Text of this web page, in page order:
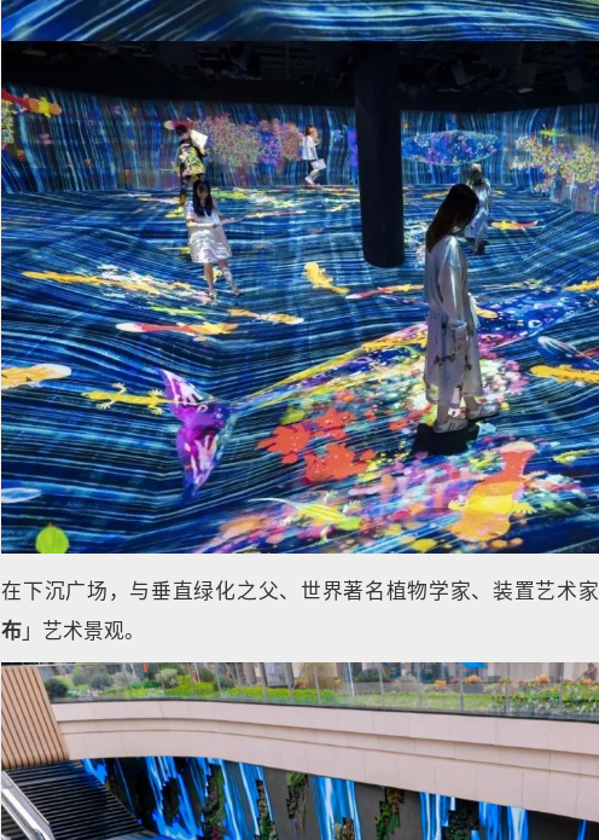
在下沉广场，与垂直绿化之父、世界著名植物学家、装置艺术家
布」艺术景观。